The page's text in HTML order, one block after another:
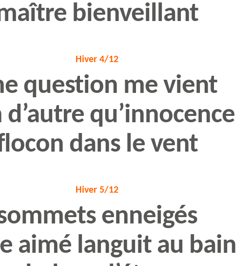
bienveillant
Hiver 4/12
question me vient
qu’innocence
dans le vent
Hiver 5/12
enneigés
aimé languit au bain